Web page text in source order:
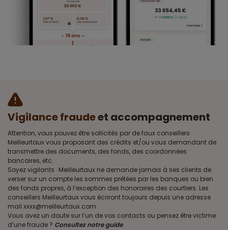
Vigilance fraudeet accompagnement
Attention, vous pouvez être sollicités par de faux conseillers
Meilleurtaux vous proposant des crédits et/ou vous demandant de
transmettre des documents, des fonds, des coordonnées
bancaires, etc.
Soyez vigilants · Meilleurtaux ne demande jamais à ses clients de
verser sur un compte les sommes prêtées par les banques ou bien
des fonds propres, à l’exception des honoraires des courtiers. Les
conseillers Meilleurtaux vous écriront toujours depuis une adresse
mail xxxx@meilleurtaux.com
Vous avez un doute sur l’un de vos contacts ou pensez être victime
d’une fraude ? Consultez notre guide.